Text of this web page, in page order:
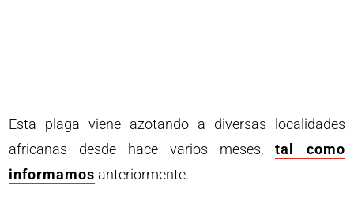
Esta plaga viene azotando a diversas localidades
africanas desde hace varios meses, tal como
informamos anteriormente.